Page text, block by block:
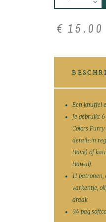
€ 15. 00
Een knuffel
Je gebruikt
Colors
details in
Have) of
Hawai).
11 patronen,
varkentje,
draak
94 pag